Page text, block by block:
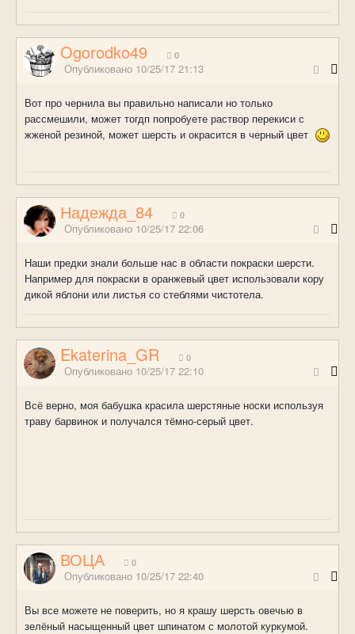
Ogorodko49 0
Опубликовано 10/25/17 21:13
Вот про чернила вы правильно написали но только
рассмешили, может тогдп попробуете раствор перекиси с
жженой резиной, может шерсть и окрасится в черный цвет
Надежда_84 0
Опубликовано 10/25/17 22:06
Наши предки знали больше нас в области покраски шерсти.
Например для покраски в оранжевый цвет использовали кору
дикой яблони или листья со стеблями чистотела.
Ekaterina_GR 0
Опубликовано 10/25/17 22:10
Всё верно, моя бабушка красила шерстяные носки используя
траву барвинок и получался тёмно-серый цвет.
ВОЦА 0
Опубликовано 10/25/17 22:40
Вы все можете не поверить, но я крашу шерсть овечью в
зелёный насыщенный цвет шпинатом с молотой куркумой.